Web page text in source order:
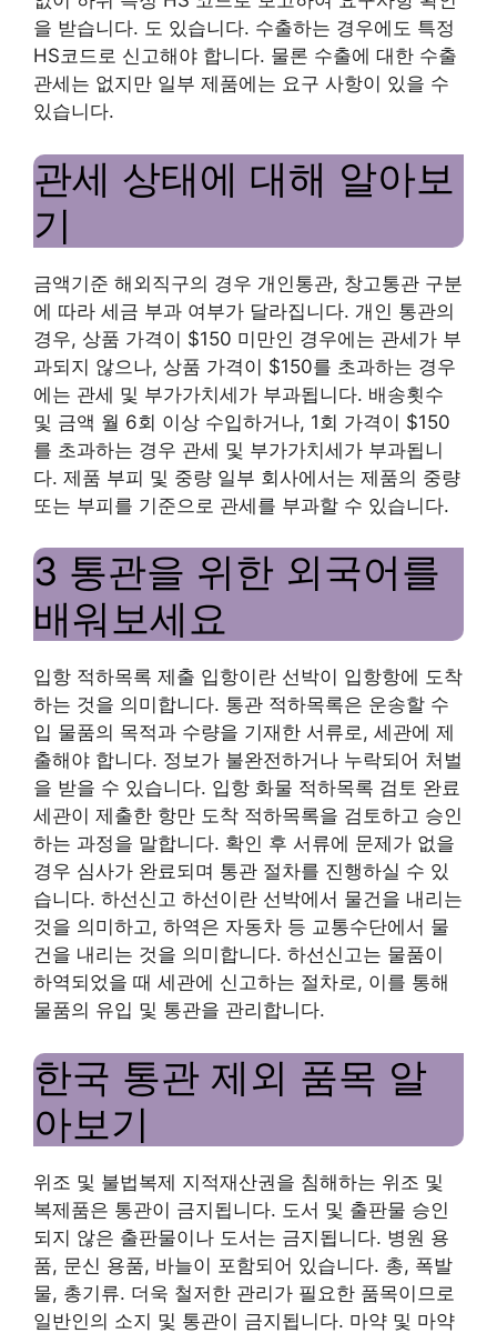
을 받습니다. 도 있습니다. 수출하는 경우에도 특정
HS코드로 신고해야 합니다. 물론 수출에 대한 수출
관세는 없지만 일부 제품에는 요구 사항이 있을 수
있습니다.
관세 상태에 대해 알아보
기
금액기준 해외직구의 경우 개인통관, 창고통관 구분
에 따라 세금 부과 여부가 달라집니다. 개인 통관의
경우, 상품 가격이 $150 미만인 경우에는 관세가 부
과되지 않으나, 상품 가격이 $150를 초과하는 경우
에는 관세 및 부가가치세가 부과됩니다. 배송횟수
및 금액 월 6회 이상 수입하거나, 1회 가격이 $150
를 초과하는 경우 관세 및 부가가치세가 부과됩니
다. 제품 부피 및 중량 일부 회사에서는 제품의 중량
또는 부피를 기준으로 관세를 부과할 수 있습니다.
3 통관을 위한 외국어를
배워보세요
입항 적하목록 제출 입항이란 선박이 입항항에 도착
하는 것을 의미합니다. 통관 적하목록은 운송할 수
입 물품의 목적과 수량을 기재한 서류로, 세관에 제
출해야 합니다. 정보가 불완전하거나 누락되어 처벌
을 받을 수 있습니다. 입항 화물 적하목록 검토 완료
세관이 제출한 항만 도착 적하목록을 검토하고 승인
하는 과정을 말합니다. 확인 후 서류에 문제가 없을
경우 심사가 완료되며 통관 절차를 진행하실 수 있
습니다. 하선신고 하선이란 선박에서 물건을 내리는
것을 의미하고, 하역은 자동차 등 교통수단에서 물
건을 내리는 것을 의미합니다. 하선신고는 물품이
하역되었을 때 세관에 신고하는 절차로, 이를 통해
물품의 유입 및 통관을 관리합니다.
한국 통관 제외 품목 알
아보기
위조 및 불법복제 지적재산권을 침해하는 위조 및
복제품은 통관이 금지됩니다. 도서 및 출판물 승인
되지 않은 출판물이나 도서는 금지됩니다. 병원 용
품, 문신 용품, 바늘이 포함되어 있습니다. 총, 폭발
물, 총기류. 더욱 철저한 관리가 필요한 품목이므로
일반인의 소지 및 통관이 금지됩니다. 마약 및 마약